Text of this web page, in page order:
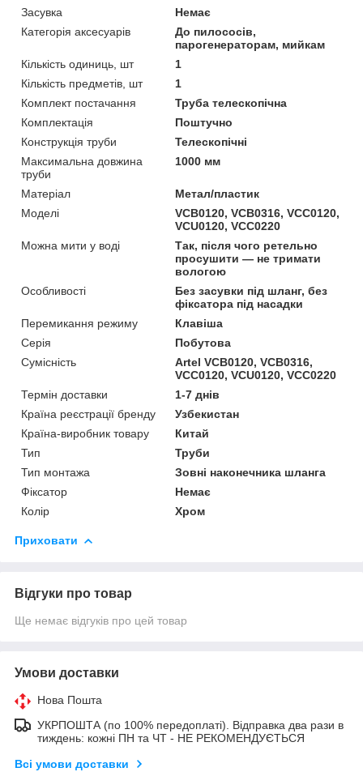
Засувка
Немає
Категорія аксесуарів
До пилососів,
парогенераторам, мийкам
Кількість одиниць, шт
1
Кількість предметів, шт
1
Комплект постачання
Труба телескопічна
Комплектація
Поштучно
Конструкція труби
Телескопічні
Максимальна довжина
труби
1000 мм
Матеріал
Метал/пластик
Моделі
VCB0120, VCB0316, VCC0120,
VCU0120, VCC0220
Можна мити у воді
Так, після чого ретельно
просушити — не тримати
вологою
Особливості
Без засувки під шланг, без
фіксатора під насадки
Перемикання режиму
Клавіша
Серія
Побутова
Сумісність
Artel VCB0120, VCB0316,
VCC0120, VCU0120, VCC0220
Термін доставки
1-7 днів
Країна реєстрації бренду
Узбекистан
Країна-виробник товару
Китай
Тип
Труби
Тип монтажа
Зовні наконечника шланга
Фіксатор
Немає
Колір
Хром
Приховати
Відгуки про товар
Ще немає відгуків про цей товар
Умови доставки
Нова Пошта
УКРПОШТА (по 100% передоплаті). Відправка два рази в
тиждень: кожні ПН та ЧТ - НЕ РЕКОМЕНДУЄТЬСЯ
Всі умови доставки